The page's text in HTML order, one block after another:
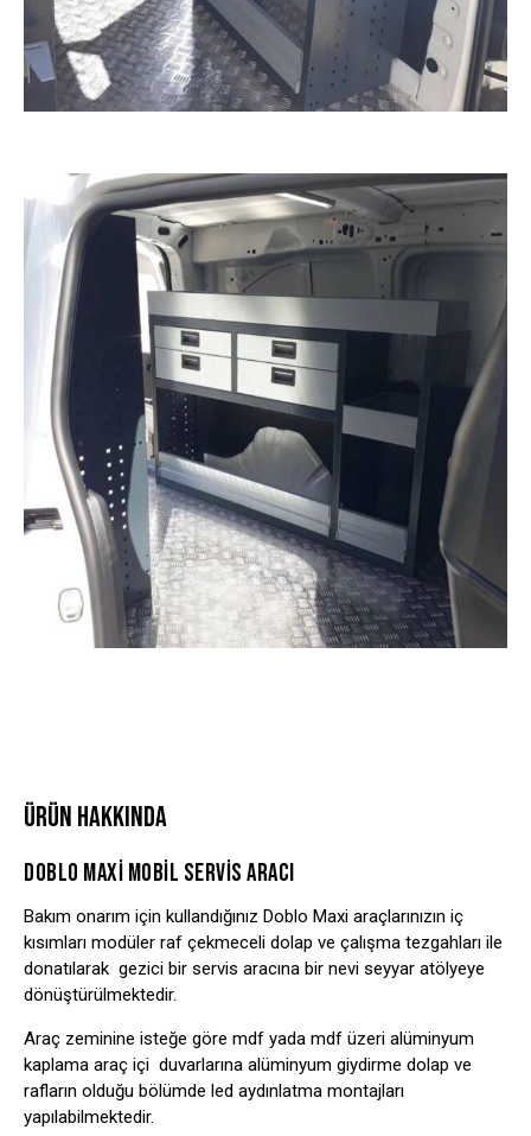
ÜRÜN HAKKINDA
DOBLO MAXİ MOBİL SERVİS ARACI
Bakım onarım için kullandığınız Doblo Maxi araçlarınızın iç
kısımları modüler raf çekmeceli dolap ve çalışma tezgahları ile
donatılarak gezici bir servis aracına bir nevi seyyar atölyeye
dönüştürülmektedir.
Araç zeminine isteğe göre mdf yada mdf üzeri alüminyum
kaplama araç içi duvarlarına alüminyum giydirme dolap ve
rafların olduğu bölümde led aydınlatma montajları
yapılabilmektedir.